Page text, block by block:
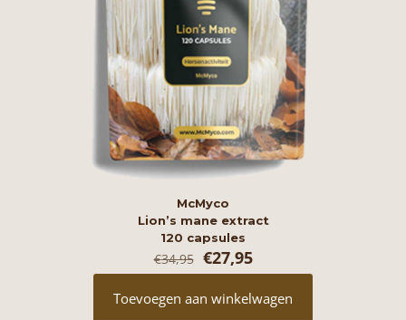
McMyco
Lion’s mane extract
120 capsules
€34,95 Oorspronkelijke
prijs
was:
€34,95.
€27,95Huidige
prijs
€27,95.
Toevoegen aan winkelwagen